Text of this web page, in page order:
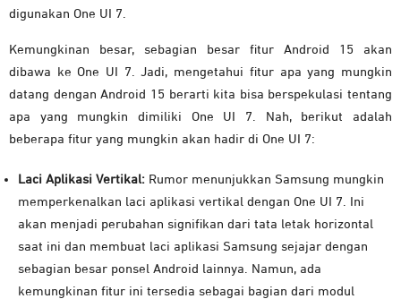
digunakan One UI 7.
Kemungkinan besar, sebagian besar fitur Android 15 akan
dibawa ke One UI 7. Jadi, mengetahui fitur apa yang mungkin
datang dengan Android 15 berarti kita bisa berspekulasi tentang
apa yang mungkin dimiliki One UI 7. Nah, berikut adalah
beberapa fitur yang mungkin akan hadir di One UI 7:
Laci Aplikasi Vertikal: Rumor menunjukkan Samsung mungkin
memperkenalkan laci aplikasi vertikal dengan One UI 7. Ini
akan menjadi perubahan signifikan dari tata letak horizontal
saat ini dan membuat laci aplikasi Samsung sejajar dengan
sebagian besar ponsel Android lainnya. Namun, ada
kemungkinan fitur ini tersedia sebagai bagian dari modul